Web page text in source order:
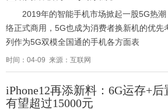
2019年的智能手机市场掀起一股5G热
络正式商用，5G也成为消费者换新机的优先
列作为5G双模全国通的手机各方面表
时间：04-09 来源：互联网
iPhone12再添新料：6G运存+
有望超过15000元